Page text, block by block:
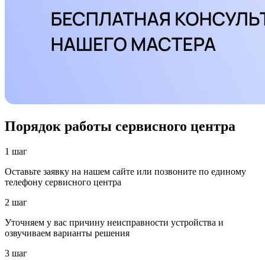
Порядок работы сервисного центра
1 шаг
Оставьте заявку на нашем сайте или позвоните по единому
телефону сервисного центра
2 шаг
Уточняем у вас причину неисправности устройства и
озвучиваем варианты решения
3 шаг